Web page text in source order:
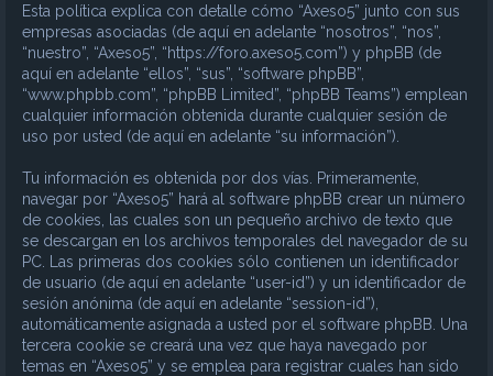
Esta política explica con detalle cómo “Axeso5” junto con sus
empresas asociadas (de aquí en adelante “nosotros”, “nos”,
“nuestro”, “Axeso5”, “https://foro.axeso5.com”) y phpBB (de
aquí en adelante “ellos”, “sus”, “software phpBB”,
“www.phpbb.com”, “phpBB Limited”, “phpBB Teams”) emplean
cualquier información obtenida durante cualquier sesión de
uso por usted (de aquí en adelante “su información”).
Tu información es obtenida por dos vías. Primeramente,
navegar por “Axeso5” hará al software phpBB crear un número
de cookies, las cuales son un pequeño archivo de texto que
se descargan en los archivos temporales del navegador de su
PC. Las primeras dos cookies sólo contienen un identificador
de usuario (de aquí en adelante “user-id”) y un identificador de
sesión anónima (de aquí en adelante “session-id”),
automáticamente asignada a usted por el software phpBB. Una
tercera cookie se creará una vez que haya navegado por
temas en “Axeso5” y se emplea para registrar cuales han sido